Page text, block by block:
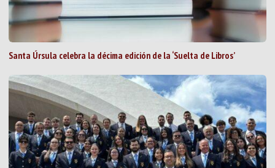
Santa Úrsula celebra la décima edición de la ‘Suelta de Libros’